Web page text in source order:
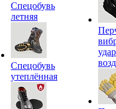
Спецобувь
летняя
Спецобувь
утеплённая